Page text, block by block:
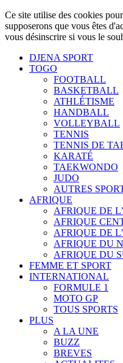
Ce site utilise des cookies
supposerons que vous êtes
vous désinscrire si vous le
DJENA SPORT
TOGO
FOOTBALL
BASKETBALL
ATHLÉTISME
HANDBALL
VOLLEYBALL
TENNIS
TENNIS DE
KARATÉ
TAEKWONDO
JUDO
AUTRES
AFRIQUE
AFRIQUE DE
AFRIQUE
AFRIQUE DE
AFRIQUE DU
AFRIQUE DU
FEMME ET SPORT
INTERNATIONAL
FORMULE 1
MOTO GP
TOUS SPORTS
PLUS
A LA UNE
BUZZ
BREVES